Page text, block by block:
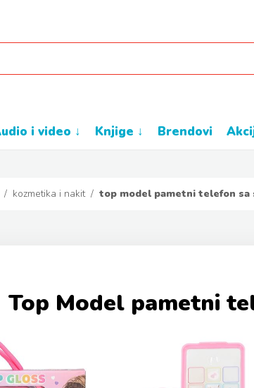
audio i video ↓ knjige ↓ brendovi
/ kozmetika i nakit/ top model pametni telefon sa
Top Model pametni